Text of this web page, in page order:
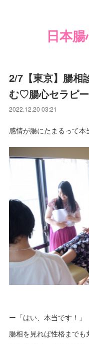
日本
2/7【東京】腸相
む♡腸心セラピ
2022.12.20 03:21
感情が腸にたまるって本
ー「はい、本当です！」
腸相を見れば性格まで